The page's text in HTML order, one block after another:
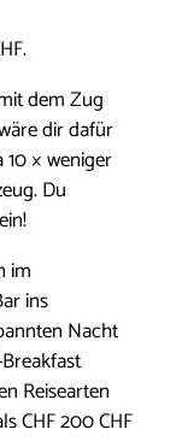
dem Zug
dir dafür
× weniger
Du
im
ins
Nacht
Reisearten
CHF 200 CHF